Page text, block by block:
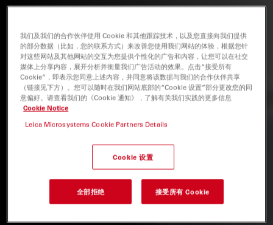
我们及我们的合作伙伴使用 Cookie 和其他跟踪技术，以及您直接向我们提供
的部分数据（比如，您的联系方式）来改善您使用我们网站的体验，根据您针
对这些网站及其他网站的交互为您提供个性化的广告和内容，让您可以在社交
媒体上分享内容，展开分析并衡量我们广告活动的效果。点击“接受所有
Cookie”，即表示您同意上述内容，并同意将该数据与我们的合作伙伴共享
（链接见下方）。您可以随时在我们网站底部的“Cookie 设置”部分更改您的同
意偏好。请查看我们的《Cookie 通知》，了解有关我们实践的更多信息
Cookie Notice
Leica Microsystems Cookie Partners Details
Cookie 设置
全部拒绝 接受所有 Cookie